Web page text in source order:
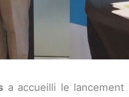
a accueilli le lancement